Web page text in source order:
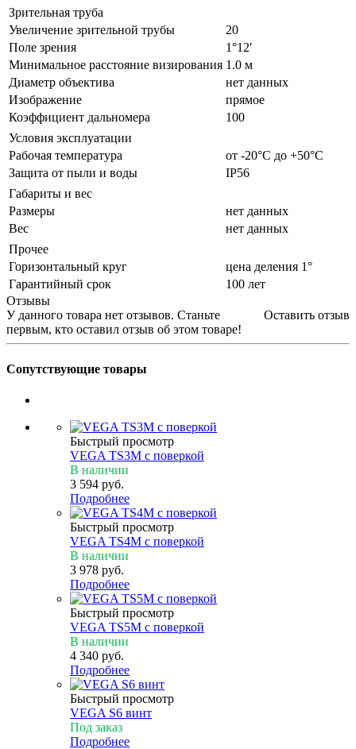
Зрительная труба
Увеличение зрительной трубы
20
Поле зрения
1°12′
Минимальное расстояние визирования 1.0 м
Диаметр объектива
нет данных
Изображение
прямое
Коэффициент дальномера
100
Условия эксплуатации
Рабочая температура
от -20°С до +50°С
Защита от пыли и воды
IP56
Габариты и вес
Размеры
нет данных
Вес
нет данных
Прочее
Горизонтальный круг
цена деления 1°
Гарантийный срок
100 лет
Отзывы
Оставить отзыв
У данного товара нет отзывов. Станьте
первым, кто оставил отзыв об этом товаре!
Сопутствующие товары
Быстрый просмотр
VEGA TS3M с поверкой
В наличии
3 594 руб.
Подробнее
Быстрый просмотр
VEGA TS4M с поверкой
В наличии
3 978 руб.
Подробнее
Быстрый просмотр
VEGA TS5M с поверкой
В наличии
4 340 руб.
Подробнее
Быстрый просмотр
VEGA S6 винт
Под заказ
Подробнее